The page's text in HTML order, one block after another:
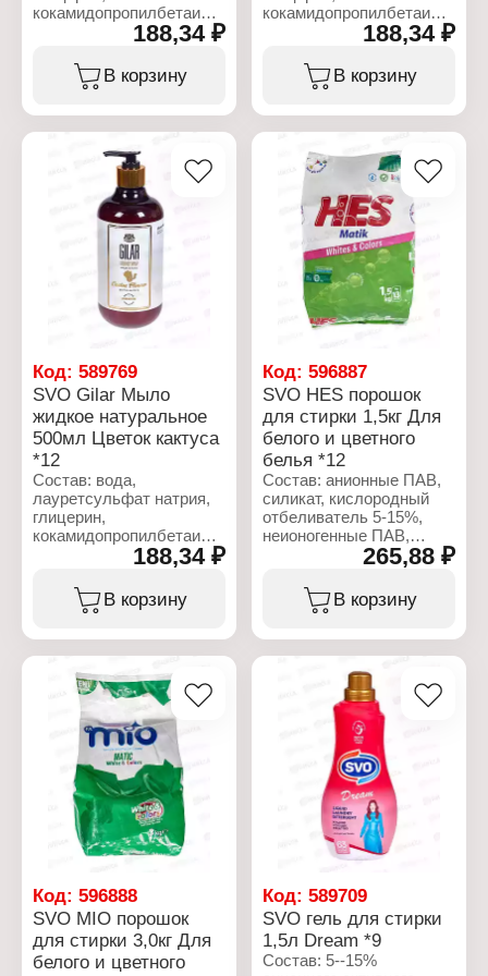
кокамидопропилбетаин,
хлорид натрия, кокамид
кокоглюкозид,
глицерилолеат, отдушка,
Характеристики:
Бренд: Gilar
Тип товара: Мыло
Особенность:
натуральное
Название: Ореховое
188,34 ₽
В корзину
кокамидопропилбетаин,
хлорид натрия, кокамид
кокоглюкозид,
глицерилолеат, отдушка,
изоэвгенол CI 77891
Характеристики:
Бренд: Gilar
Тип товара: Мыло
жидкое
Особенность:
натуральное
Название: Хлопковое
молоко
188,34 ₽
В корзину
Код: 589769
SVO Gilar Мыло
жидкое натуральное
500мл Цветок кактуса
*12
Состав: вода,
лауретсульфат натрия,
глицерин,
кокамидопропилбетаин,
хлорид натрия, кокамид
кокоглюкозид,
глицерилолеат, отдушка,
77891
Характеристики:
Бренд: Gilar
Тип товара: Мыло
жидкое
Особенность:
натуральное
Название: Цветок
кактуса
188,34 ₽
В корзину
Код:596887
SVO HES порошок
для стирки 1,5кг Для
белого и цветного
белья *12
Состав: анионные ПАВ,
силикат, кислородный
отбеливатель 5-15%,
неионогенные ПАВ,
мыло, поликарбоксилат,
фосфонат менее 5%,
ароматизатор, сода,
сульфат, ферменты.
Тип товара: Средство
для стирки
Вариация: Стиральный
Тип белья: для белого и
цветного белья
Вес: 1,5 кг
265,88 ₽
В корзину
Код: 596888
SVO MIO порошок
для стирки 3,0кг Для
белого и цветного
Код:589709
SVO гель для стирки
1,5л Dream *9
Состав: 5--15%